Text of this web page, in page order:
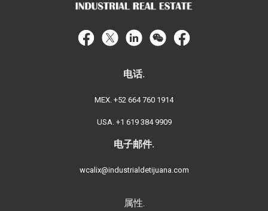
电话.
MEX. +52 664 760 1914
USA. +1 619 384 9909
电子邮件.
wcalix@industrialdetijuana.com
属性.